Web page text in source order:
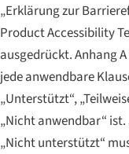
„Erklärung zur
Product Accessibility
ausgedrückt. Anhang
jede anwendbare
„Unterstützt“,
„Nicht anwendbar“
„Nicht unterstützt“